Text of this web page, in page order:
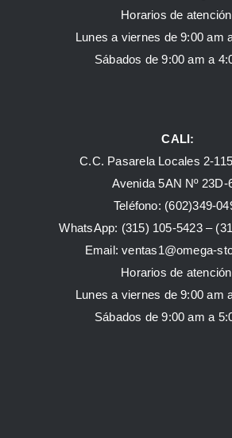
Horarios de
Lunes a viernes de 9:00 am
Sábados de 9:00 am a
CALI:
C.C. Pasarela Locales 2-
Avenida 5AN Nº 23D-
Teléfono: (602)349-
WhatsApp: (315) 105-5423 –
Email:ventas1@omega-
Horarios de
Lunes a viernes de 9:00 am
Sábados de 9:00 am a